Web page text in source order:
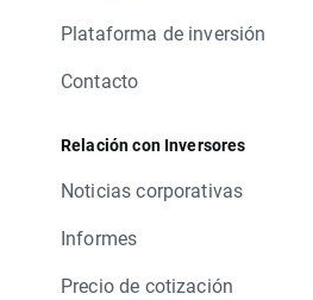
Plataforma de inversión
Contacto
Relación con Inversores
Noticias corporativas
Informes
Precio de cotización